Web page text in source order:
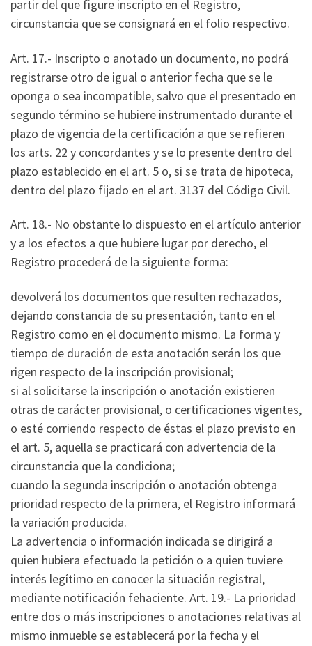
partir del que figure inscripto en el Registro,
circunstancia que se consignará en el folio respectivo.
Art. 17.- Inscripto o anotado un documento, no podrá
registrarse otro de igual o anterior fecha que se le
oponga o sea incompatible, salvo que el presentado en
segundo término se hubiere instrumentado durante el
plazo de vigencia de la certificación a que se refieren
los arts. 22 y concordantes y se lo presente dentro del
plazo establecido en el art. 5 o, si se trata de hipoteca,
dentro del plazo fijado en el art. 3137 del Código Civil.
Art. 18.- No obstante lo dispuesto en el artículo anterior
y a los efectos a que hubiere lugar por derecho, el
Registro procederá de la siguiente forma:
devolverá los documentos que resulten rechazados,
dejando constancia de su presentación, tanto en el
Registro como en el documento mismo. La forma y
tiempo de duración de esta anotación serán los que
rigen respecto de la inscripción provisional;
si al solicitarse la inscripción o anotación existieren
otras de carácter provisional, o certificaciones vigentes,
o esté corriendo respecto de éstas el plazo previsto en
el art. 5, aquella se practicará con advertencia de la
circunstancia que la condiciona;
cuando la segunda inscripción o anotación obtenga
prioridad respecto de la primera, el Registro informará
la variación producida.
La advertencia o información indicada se dirigirá a
quien hubiera efectuado la petición o a quien tuviere
interés legítimo en conocer la situación registral,
mediante notificación fehaciente. Art. 19.- La prioridad
entre dos o más inscripciones o anotaciones relativas al
mismo inmueble se establecerá por la fecha y el